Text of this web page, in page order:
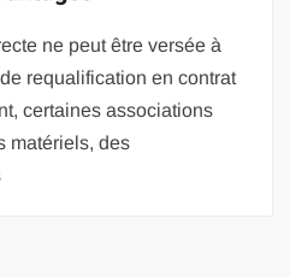
ne peut être versée à
requalification en contrat
certaines associations
matériels, des